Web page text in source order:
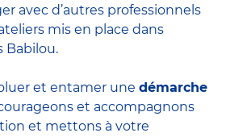
avec d’autres professionnels
mis en place dans
Babilou.
et entamer une démarche
et accompagnons
et mettons à votre